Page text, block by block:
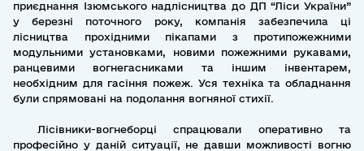
приєднання Ізюмського надлісництва до ДП “Ліси України”
у березні поточного року, компанія забезпечила ці
лісництва прохідними пікапами з протипожежними
модульними установками, новими пожежними рукавами,
ранцевими вогнегасниками та іншим інвентарем,
необхідним для гасіння пожеж. Уся техніка та обладнання
були спрямовані на подолання вогняної стихії.
Лісівники-вогнеборці спрацювали оперативно та
професійно у даній ситуації, не давши можливості вогню